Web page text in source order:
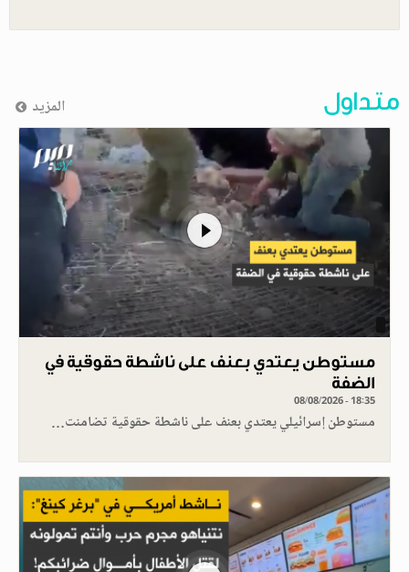
متداول المزيد
مستوطن يعتدي بعنف على ناشطة حقوقية في
الضفة
08/08/2026 - 18:35
مستوطن إسرائيلي يعتدي بعنف على ناشطة حقوقية تضامنت…